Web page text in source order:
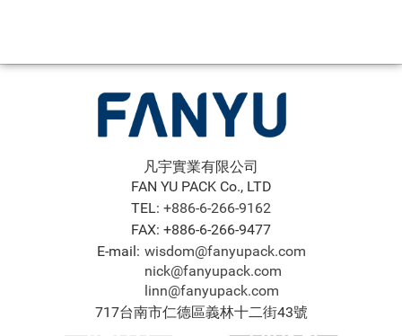
凡宇實業有限公司
FAN YU PACK Co., LTD
TEL: +886-6-266-9162
FAX: +886-6-266-9477
E-mail: wisdom@fanyupack.com
nick@fanyupack.com
linn@fanyupack.com
717台南市仁德區義林十二街43號